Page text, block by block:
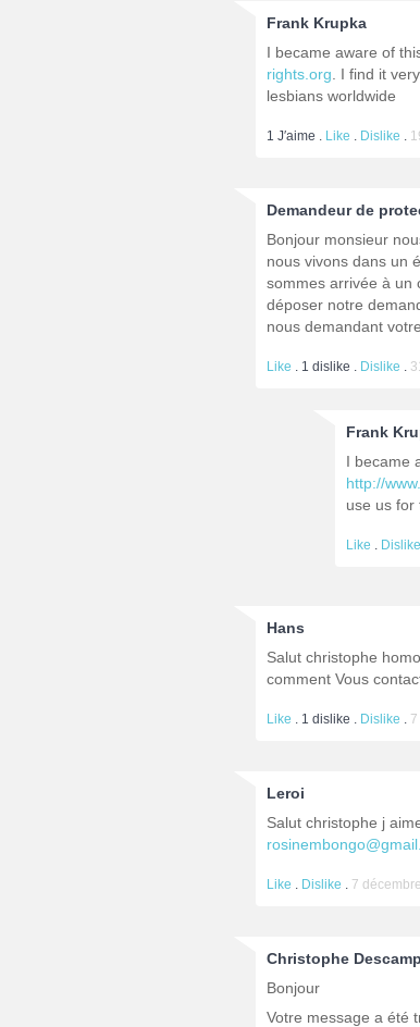
Frank Krupka
I became aware of
rights.org . I find it
lesbians worldwide
1 J′aime . Like . Dislike .
Demandeur de
Bonjour monsieur
nous vivons dans un
sommes arrivée à un
déposer notre
nous demandant
Like . 1 dislike . Dislike .
Frank
I became
http://
use us for
Like . Dislike
Hans
Salut christophe
comment Vous
Like . 1 dislike . Dislike .
Leroi
Salut christophe j
Like . Dislike . 7
Christophe
Bonjour
Votre message a été